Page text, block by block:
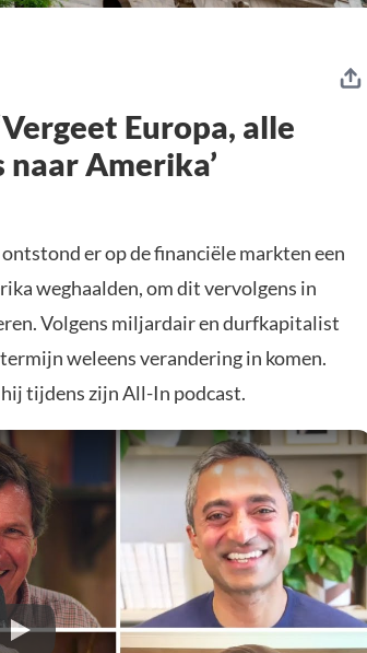
Europa, alle
Amerika’
er op de financiële markten een
weghaalden, om dit vervolgens in
Volgens miljardair en durfkapitalist
weleens verandering in komen.
hij tijdens zijn All-In podcast.